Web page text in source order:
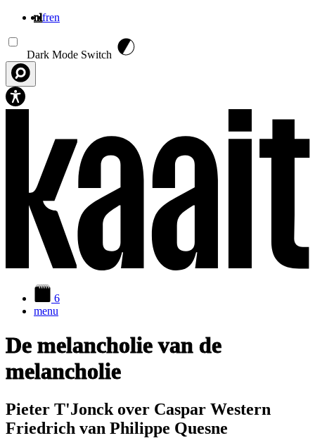
nlfren
Dark Mode Switch
6
menu
De melancholie van de
melancholie
Pieter T'Jonck over Caspar Western
Friedrich van Philippe Quesne